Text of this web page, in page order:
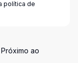
política de
ao